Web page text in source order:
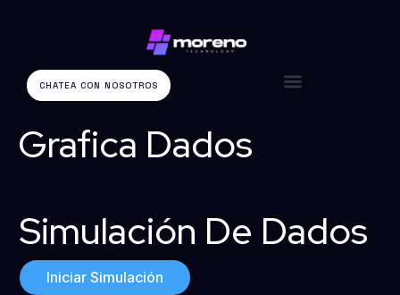
CHATEA CON NOSOTROS
Grafica Dados
Simulación De Dados
Iniciar Simulación